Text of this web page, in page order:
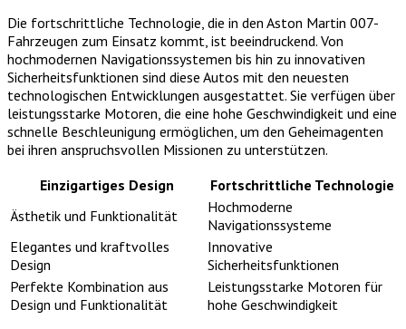
Die fortschrittliche Technologie, die in den Aston Martin 007-
Fahrzeugen zum Einsatz kommt, ist beeindruckend. Von
hochmodernen Navigationssystemen bis hin zu innovativen
Sicherheitsfunktionen sind diese Autos mit den neuesten
technologischen Entwicklungen ausgestattet. Sie verfügen über
leistungsstarke Motoren, die eine hohe Geschwindigkeit und eine
schnelle Beschleunigung ermöglichen, um den Geheimagenten
bei ihren anspruchsvollen Missionen zu unterstützen.
Einzigartiges Design
Fortschrittliche Technologie
Ästhetik und Funktionalität
Hochmoderne
Navigationssysteme
Elegantes und kraftvolles
Design
Innovative
Sicherheitsfunktionen
Perfekte Kombination aus
Design und Funktionalität
Leistungsstarke Motoren für
hohe Geschwindigkeit